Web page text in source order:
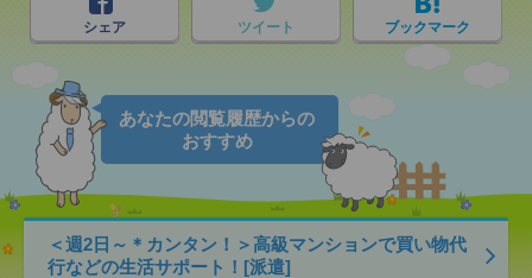
シェア ツイート ブックマーク
あなたの閲覧履歴からの
おすすめ
＜週2日～＊カンタン！＞高級マンションで買い物代
行などの生活サポート！[派遣]